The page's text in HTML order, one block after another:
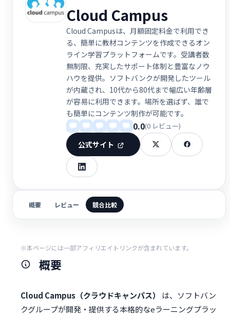
Cloud Campus
Cloud Campusは、月額固定料金で利用でき
る、簡単に教材コンテンツを作成できるオン
ライン学習プラットフォームです。受講者数
無制限、充実したサポート体制と豊富なノウ
ハウを提供。ソフトバンクが開発したツール
が内蔵され、10代から80代まで幅広い年齢層
が容易に利用できます。場所を選ばず、誰で
も簡単にコンテンツ制作が可能です。
0.0(0 レビュー)
公式サイト
概要 レビュー 競合比較
※本ページには一部アフィリエイトリンクが含まれています。
概要
Cloud Campus（クラウドキャンパス）
は、ソフトバン
クグループが開発・提供する本格的なeラーニングプラッ